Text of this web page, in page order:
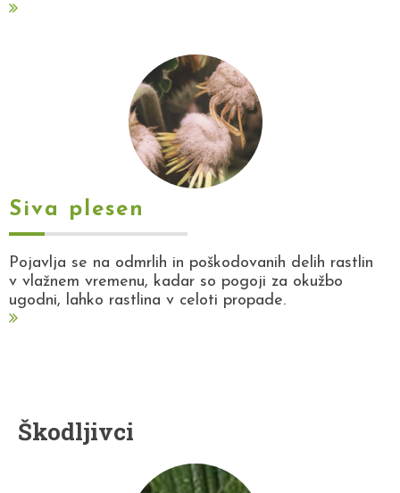
Siva plesen
Pojavlja se na odmrlih in poškodovanih delih rastlin
v vlažnem vremenu, kadar so pogoji za okužbo
ugodni, lahko rastlina v celoti propade.
Škodljivci